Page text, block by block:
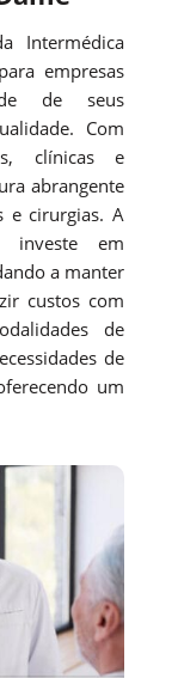
Intermédica
empresas
de seus
Com
clínicas e
abrangente
e cirurgias. A
investe em
a manter
custos com
de
de
um